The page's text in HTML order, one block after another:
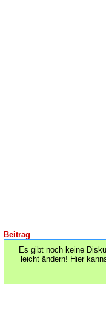
Beitrag
Es gibt noch keine
leicht ändern! Hier